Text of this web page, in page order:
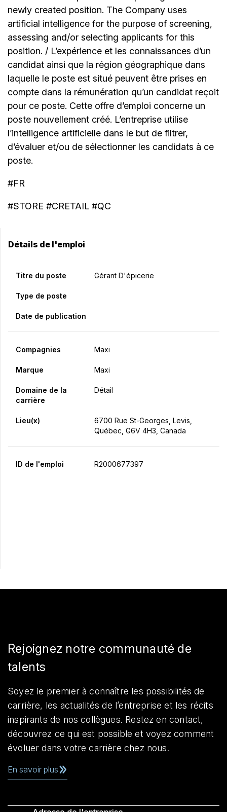
newly created position. The Company uses
artificial intelligence for the purpose of screening,
assessing and/or selecting applicants for this
position. / L’expérience et les connaissances d’un
candidat ainsi que la région géographique dans
laquelle le poste est situé peuvent être prises en
compte dans la rémunération qu’un candidat reçoit
pour ce poste. Cette offre d’emploi concerne un
poste nouvellement créé. L’entreprise utilise
l’intelligence artificielle dans le but de filtrer,
d’évaluer et/ou de sélectionner les candidats à ce
poste.
#FR
#STORE #CRETAIL #QC
Détails de l'emploi
Titre du poste Gérant D'épicerie
Type de poste
Date de publication
Compagnies Maxi
Marque Maxi
Domaine de la
carrière
Détail
Lieu(x)
6700 Rue St-Georges, Levis,
Québec, G6V 4H3, Canada
ID de l'emploi R2000677397
Rejoignez notre communauté de
talents
Soyez le premier à connaître les possibilités de
carrière, les actualités de l’entreprise et les récits
inspirants de nos collègues. Restez en contact,
découvrez ce qui est possible et voyez comment
évoluer dans votre carrière chez nous.
En savoir plus